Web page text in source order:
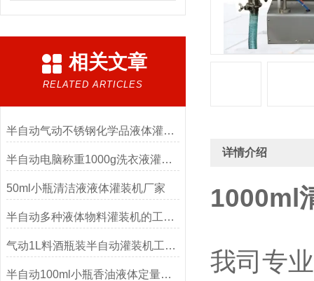
相关文章
RELATED ARTICLES
半自动气动不锈钢化学品液体灌装机
半自动电脑称重1000g洗衣液灌装机
50ml小瓶清洁液液体灌装机厂家
半自动多种液体物料灌装机的工作原理
气动1L料酒瓶装半自动灌装机工厂生产
半自动100ml小瓶香油液体定量灌装机的原理及特点
详情介绍
1000ml
我司专